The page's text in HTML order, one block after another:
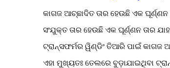
କାଗଜ ଆଚ୍ଛାଦିତ ତାର ହେଉଛି ଏକ ଘୂର୍ଣ୍ଣନ
ସଂଯୁକ୍ତ ତାର ହେଉଛି ଏକ ଘୂର୍ଣ୍ଣନ ତାର
ଟ୍ରାନ୍ସଫର୍ମର ୱିଣ୍ଡିଂ ତିଆରି ପାଇଁ କାଗଜ
ଏହା ମୁଖ୍ୟତଃ ତେଲରେ ବୁଡ଼ାଯାଇଥିବା